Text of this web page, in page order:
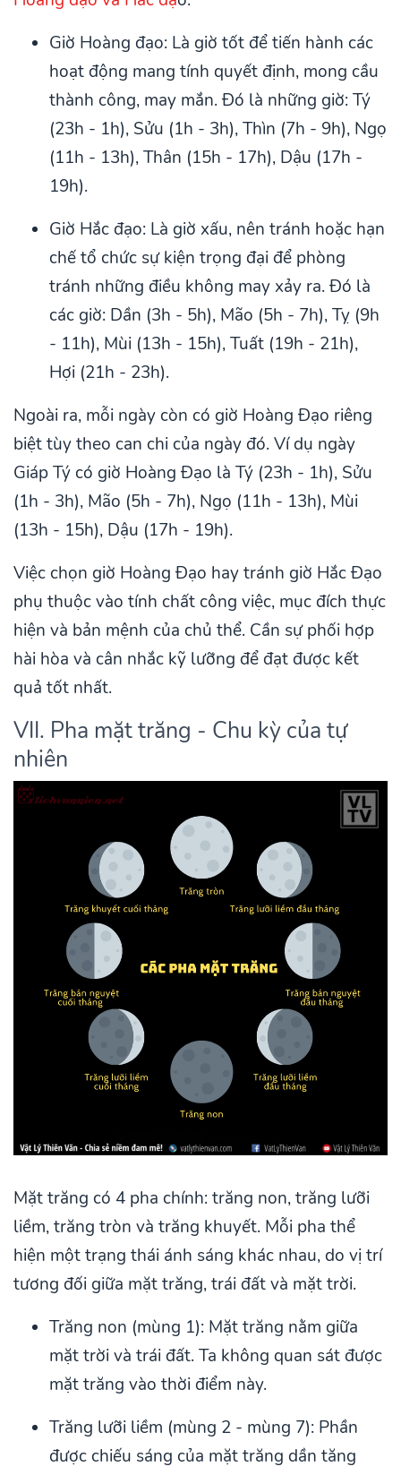
Giờ Hoàng đạo: Là giờ tốt để tiến hành các
hoạt động mang tính quyết định, mong cầu
thành công, may mắn. Đó là những giờ: Tý
(23h - 1h), Sửu (1h - 3h), Thìn (7h - 9h), Ngọ
(11h - 13h), Thân (15h - 17h), Dậu (17h -
19h).
Giờ Hắc đạo: Là giờ xấu, nên tránh hoặc hạn
chế tổ chức sự kiện trọng đại để phòng
tránh những điều không may xảy ra. Đó là
các giờ: Dần (3h - 5h), Mão (5h - 7h), Tỵ (9h
- 11h), Mùi (13h - 15h), Tuất (19h - 21h),
Hợi (21h - 23h).
Ngoài ra, mỗi ngày còn có giờ Hoàng Đạo riêng
biệt tùy theo can chi của ngày đó. Ví dụ ngày
Giáp Tý có giờ Hoàng Đạo là Tý (23h - 1h), Sửu
(1h - 3h), Mão (5h - 7h), Ngọ (11h - 13h), Mùi
(13h - 15h), Dậu (17h - 19h).
Việc chọn giờ Hoàng Đạo hay tránh giờ Hắc Đạo
phụ thuộc vào tính chất công việc, mục đích thực
hiện và bản mệnh của chủ thể. Cần sự phối hợp
hài hòa và cân nhắc kỹ lưỡng để đạt được kết
quả tốt nhất.
VII. Pha mặt trăng - Chu kỳ của tự
nhiên
Mặt trăng có 4 pha chính: trăng non, trăng lưỡi
liềm, trăng tròn và trăng khuyết. Mỗi pha thể
hiện một trạng thái ánh sáng khác nhau, do vị trí
tương đối giữa mặt trăng, trái đất và mặt trời.
Trăng non (mùng 1): Mặt trăng nằm giữa
mặt trời và trái đất. Ta không quan sát được
mặt trăng vào thời điểm này.
Trăng lưỡi liềm (mùng 2 - mùng 7): Phần
được chiếu sáng của mặt trăng dần tăng